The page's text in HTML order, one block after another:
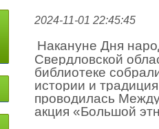
2024-11-01 22:45:45
Накануне Дня
Свердловской
библиотеке
истории и
проводилась
акция «Большой